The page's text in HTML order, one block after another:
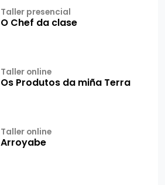
Taller presencial
O Chef da clase
Taller online
Os Produtos da miña Terra
Taller online
Arroyabe